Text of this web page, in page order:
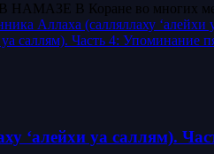
В Коране во многих местах
Аллаха (салляллаху
саллям). Часть 4: Упоминание
‘алейхи уа саллям).